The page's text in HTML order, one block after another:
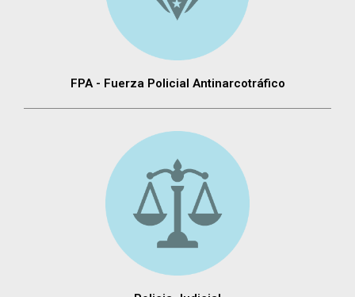
FPA - Fuerza Policial Antinarcotráfico